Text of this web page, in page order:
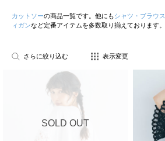
カットソーの商品一覧です。他にもシャツ・ブラウス
ィガンなど定番アイテムを多数取り揃えております。
さらに絞り込む 表示変更
SOLD OUT